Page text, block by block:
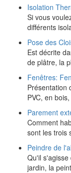
Isolation
Si vous
différents
Pose des
Est décrite
de plâtre, la
Fenêtres:
Présentation
PVC, en
Parement
Comment
sont les trois
Peindre de
Qu'il
jardin, la